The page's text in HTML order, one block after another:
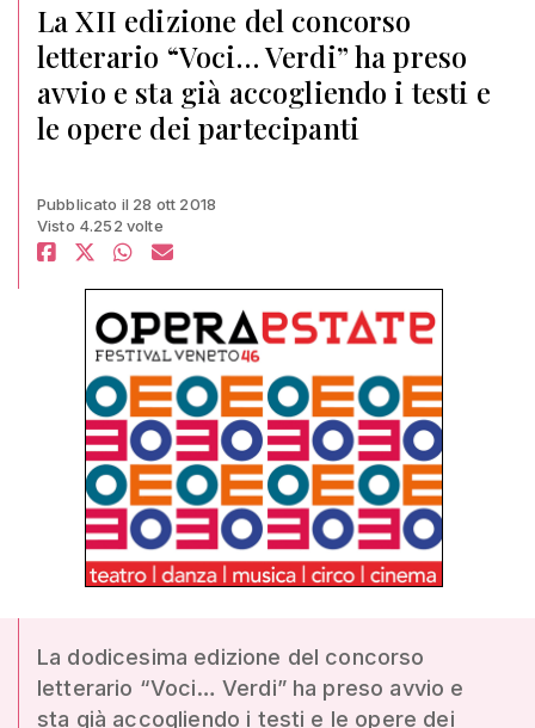
La XII edizione del concorso
letterario “Voci… Verdi” ha preso
avvio e sta già accogliendo i testi e
le opere dei partecipanti
Pubblicato il 28 ott 2018
Visto 4.252 volte
La dodicesima edizione del concorso
letterario “Voci… Verdi” ha preso avvio e
sta già accogliendo i testi e le opere dei